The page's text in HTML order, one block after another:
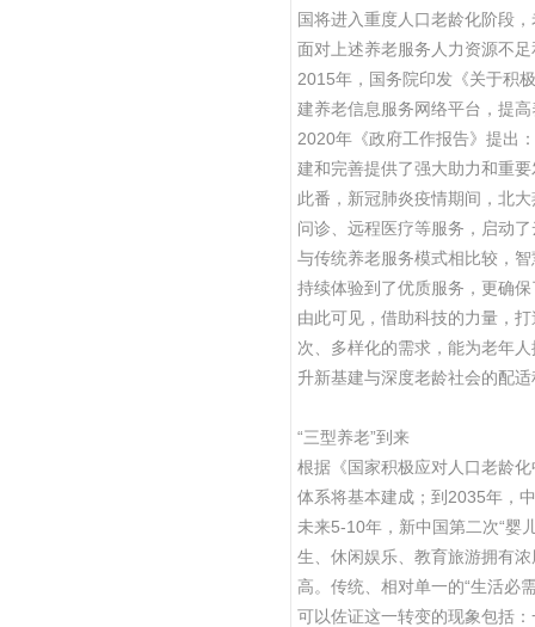
国将进入重度人口老龄化阶段
面对上述养老服务人力资源不
2015年，国务院印发《关于积
建养老信息服务网络平台，提
2020年《政府工作报告》提出
建和完善提供了强大助力和重
此番，新冠肺炎疫情期间，北
问诊、远程医疗等服务，启动
与传统养老服务模式相比较，
持续体验到了优质服务，更确
由此可见，借助科技的力量，
次、多样化的需求，能为老年
升新基建与深度老龄社会的配
“三型养老”到来
根据《国家积极应对人口老龄
体系将基本建成；到2035年，
未来5-10年，新中国第二次“婴
生、休闲娱乐、教育旅游拥有
高。传统、相对单一的“生活必
可以佐证这一转变的现象包括